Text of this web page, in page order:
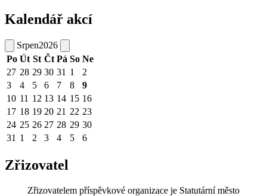
Kalendář akcí
Srpen2026
Po Út St Čt Pá So Ne
27 28 29 30 31 1
2
3
4 5 6 7 8
9
10 11 12 13 14 15 16
17 18 19 20 21 22 23
24 25 26 27 28 29 30
31 1 2 3 4 5 6
Zřizovatel
Zřizovatelem příspěvkové organizace je Statutární město